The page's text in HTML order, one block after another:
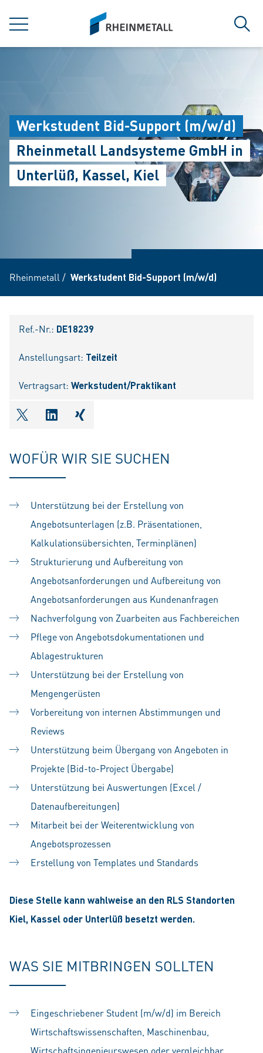
MENÜ
siteLogo
Werkstudent Bid-Support (m/w/d)
Rheinmetall Landsysteme GmbH in
Unterlüß, Kassel, Kiel
Rheinmetall / Werkstudent Bid-Support (m/w/d)
Ref.-Nr.: DE18239
Anstellungsart: Teilzeit
Vertragsart: Werkstudent/Praktikant
shareOntwitter
shareOnlinkedIn
shareOnxing
WOFÜR WIR SIE SUCHEN
Unterstützung bei der Erstellung von
Angebotsunterlagen (z.B. Präsentationen,
Kalkulationsübersichten, Terminplänen)
Strukturierung und Aufbereitung von
Angebotsanforderungen und Aufbereitung von
Angebotsanforderungen aus Kundenanfragen
Nachverfolgung von Zuarbeiten aus Fachbereichen
Pflege von Angebotsdokumentationen und
Ablagestrukturen
Unterstützung bei der Erstellung von
Mengengerüsten
Vorbereitung von internen Abstimmungen und
Reviews
Unterstützung beim Übergang von Angeboten in
Projekte (Bid-to-Project Übergabe)
Unterstützung bei Auswertungen (Excel /
Datenaufbereitungen)
Mitarbeit bei der Weiterentwicklung von
Angebotsprozessen
Erstellung von Templates und Standards
Diese Stelle kann wahlweise an den RLS Standorten
Kiel, Kassel oder Unterlüß besetzt werden.
WAS SIE MITBRINGEN SOLLTEN
Eingeschriebener Student (m/w/d) im Bereich
Wirtschaftswissenschaften, Maschinenbau,
Wirtschaftsingenieurswesen oder vergleichbar